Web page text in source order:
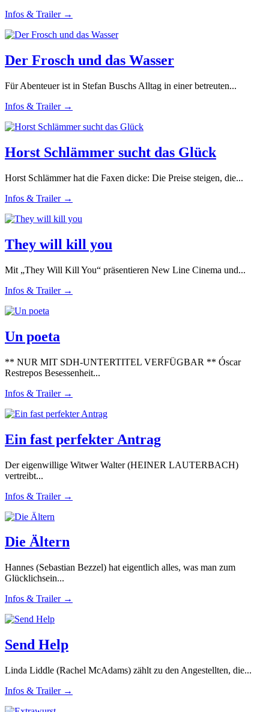
Infos & Trailer →
Der Frosch und das Wasser
Für Abenteuer ist in Stefan Buschs Alltag in einer betreuten...
Infos & Trailer →
Horst Schlämmer sucht das Glück
Horst Schlämmer hat die Faxen dicke: Die Preise steigen, die...
Infos & Trailer →
They will kill you
Mit „They Will Kill You“ präsentieren New Line Cinema und...
Infos & Trailer →
Un poeta
** NUR MIT SDH-UNTERTITEL VERFÜGBAR ** Óscar
Restrepos Besessenheit...
Infos & Trailer →
Ein fast perfekter Antrag
Der eigenwillige Witwer Walter (HEINER LAUTERBACH)
vertreibt...
Infos & Trailer →
Die Ältern
Hannes (Sebastian Bezzel) hat eigentlich alles, was man zum
Glücklichsein...
Infos & Trailer →
Send Help
Linda Liddle (Rachel McAdams) zählt zu den Angestellten, die...
Infos & Trailer →